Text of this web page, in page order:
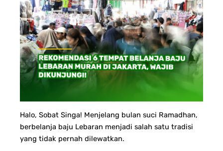
Halo, Sobat Singa! Menjelang bulan suci Ramadhan,
berbelanja baju Lebaran menjadi salah satu tradisi
yang tidak pernah dilewatkan.